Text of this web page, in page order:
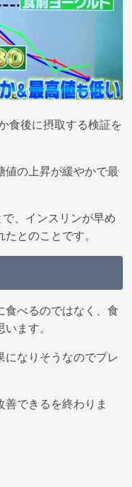
食後に摂取する検証を
値の上昇が緩やかで最
、インスリンが早め
とのことです。
食べるのではなく、食
ます。
なりそうなのでプレ
できるを終わりま